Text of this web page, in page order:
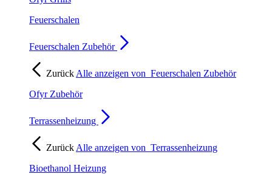
Feuerschalen
Feuerschalen Zubehör
Zurück Alle anzeigen von Feuerschalen Zubehör
Ofyr Zubehör
Terrassenheizung
Zurück Alle anzeigen von Terrassenheizung
Bioethanol Heizung